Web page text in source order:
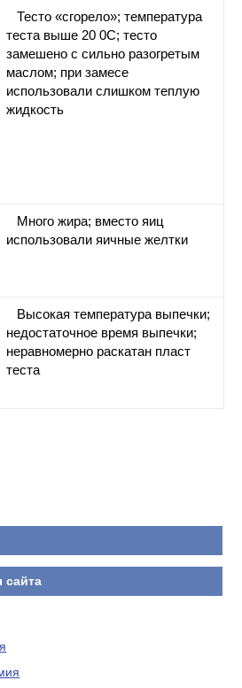
Тесто «сгорело»; температура
теста выше 20 0C; тесто
замешено с сильно разогретым
маслом; при замесе
использовали слишком теплую
жидкость
Много жира; вместо яиц
использовали яичные желтки
Высокая температура выпечки;
недостаточное время выпечки;
неравномерно раскатан пласт
теста